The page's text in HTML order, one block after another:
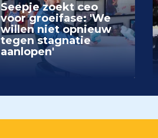
Seepje zoekt ceo
voor groeifase: 'We
willen niet opnieuw
tegen stagnatie
aanlopen'